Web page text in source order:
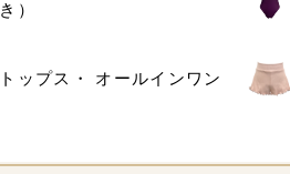
き）
トップス・ オールインワン